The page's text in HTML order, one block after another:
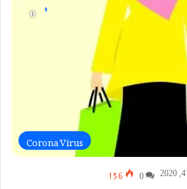
Corona Virus
0
156